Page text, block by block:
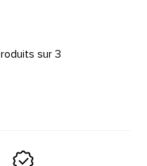
sur 3